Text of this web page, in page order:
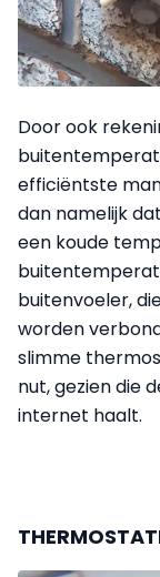
Door ook
efficiëntste
dan namelijk
een koude
buitenvoeler,
worden
slimme
nut, gezien die
internet haalt.